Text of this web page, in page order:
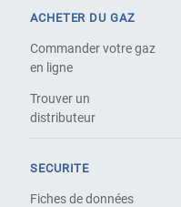
ACHETER DU GAZ
Commander votre gaz
en ligne
Trouver un
distributeur
SECURITE
Fiches de données